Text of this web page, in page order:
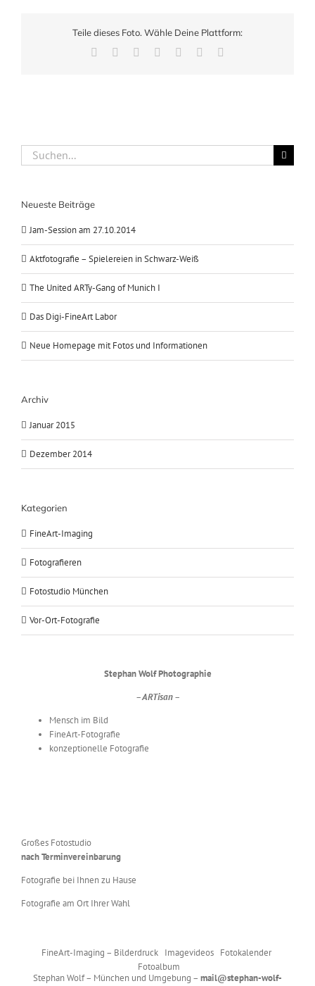
Teile dieses Foto. Wähle Deine Plattform:
Facebook LinkedInWhatsAppPinterest
Xing
Suche
nach:
Neueste Beiträge
Jam-Session am 27.10.2014
Aktfotografie – Spielereien in Schwarz-Weiß
The United ARTy-Gang of Munich I
Das Digi-FineArt Labor
Neue Homepage mit Fotos und Informationen
Archiv
Januar 2015
Dezember 2014
Kategorien
FineArt-Imaging
Fotografieren
Fotostudio München
Vor-Ort-Fotografie
Stephan Wolf Photographie
– ARTisan –
Mensch im Bild
FineArt-Fotografie
konzeptionelle Fotografie
Großes Fotostudio
nach Terminvereinbarung
Fotografie bei Ihnen zu Hause
Fotografie am Ort Ihrer Wahl
FineArt-Imaging – Bilderdruck Imagevideos Fotokalender
Fotoalbum
Stephan Wolf – München und Umgebung – mail@stephan-wolf-